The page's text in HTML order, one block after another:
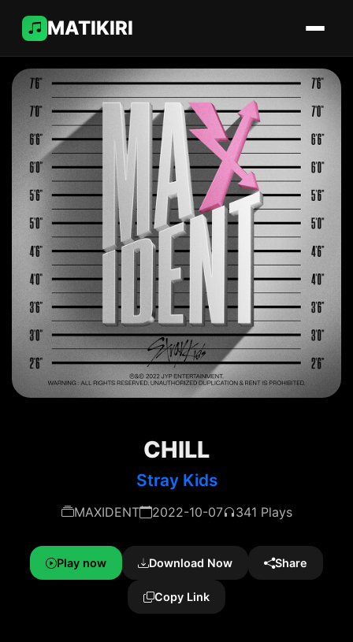
MATIKIRI
CHILL
Stray Kids
MAXIDENT 2022-10-07 341 Plays
Play now Download Now Share
Copy Link